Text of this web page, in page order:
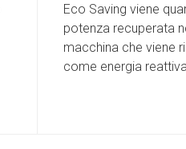
Eco Saving viene
potenza recuperata
macchina che viene
come energia